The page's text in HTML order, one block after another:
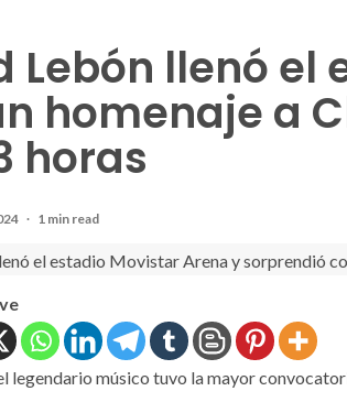
Lebón llenó
homenaje a
horas
1 min read
legendario músico tuvo la mayor